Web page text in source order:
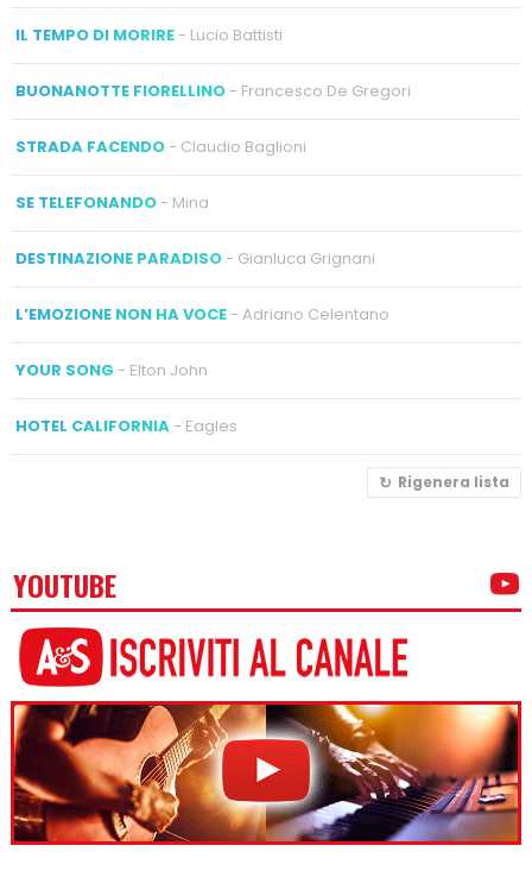
IL TEMPO DI MORIRE- Lucio Battisti
BUONANOTTE FIORELLINO- Francesco De Gregori
STRADA FACENDO- Claudio Baglioni
SE TELEFONANDO- Mina
DESTINAZIONE PARADISO- Gianluca Grignani
L’EMOZIONE NON HA VOCE- Adriano Celentano
YOUR SONG - Elton John
HOTEL CALIFORNIA- Eagles
Rigenera lista
YOUTUBE